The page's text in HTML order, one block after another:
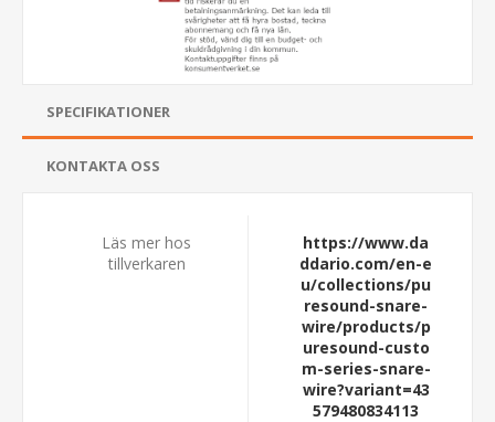
SPECIFIKATIONER
KONTAKTA OSS
Läs mer hos
tillverkaren
https://www.da
ddario.com/en-e
u/collections/pu
resound-snare-
wire/products/p
uresound-custo
m-series-snare-
wire?variant=43
579480834113